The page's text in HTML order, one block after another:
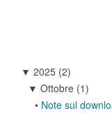
▼ 2025 (2)
▼ Ottobre (1)
• Note sul